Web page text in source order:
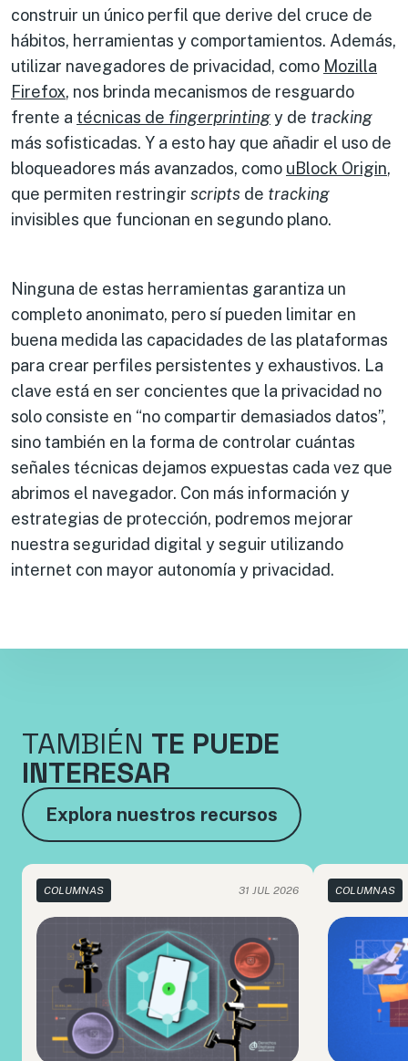
construir un único perfil que derive del cruce de
hábitos, herramientas y comportamientos. Además,
utilizar navegadores de privacidad, como Mozilla
Firefox, nos brinda mecanismos de resguardo
frente a técnicas de fingerprintingy de tracking
más sofisticadas. Y a esto hay que añadir el uso de
bloqueadores más avanzados, como uBlock Origin,
que permiten restringir scripts de tracking
invisibles que funcionan en segundo plano.
Ninguna de estas herramientas garantiza un
completo anonimato, pero sí pueden limitar en
buena medida las capacidades de las plataformas
para crear perfiles persistentes y exhaustivos. La
clave está en ser concientes que la privacidad no
solo consiste en “no compartir demasiados datos”,
sino también en la forma de controlar cuántas
señales técnicas dejamos expuestas cada vez que
abrimos el navegador. Con más información y
estrategias de protección, podremos mejorar
nuestra seguridad digital y seguir utilizando
internet con mayor autonomía y privacidad.
TAMBIÉN TE PUEDE
INTERESAR
Explora nuestros recursos
COLUMNAS 31 JUL 2026 COLUMNAS